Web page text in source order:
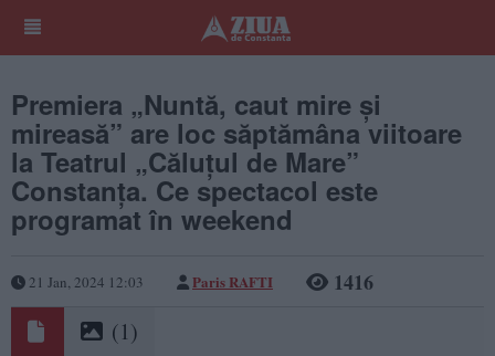
Premiera „Nuntă, caut mire și
mireasă” are loc săptămâna viitoare
la Teatrul „Căluțul de Mare”
Constanța. Ce spectacol este
programat în weekend
21 Jan, 2024 12:03 Paris RAFTI 1416
(1)